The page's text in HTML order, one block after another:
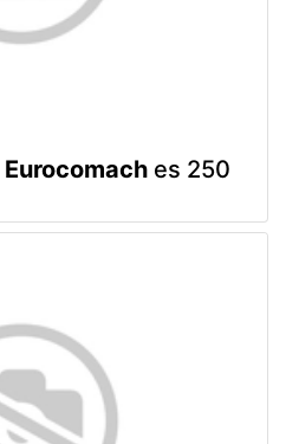
Eurocomach es 250